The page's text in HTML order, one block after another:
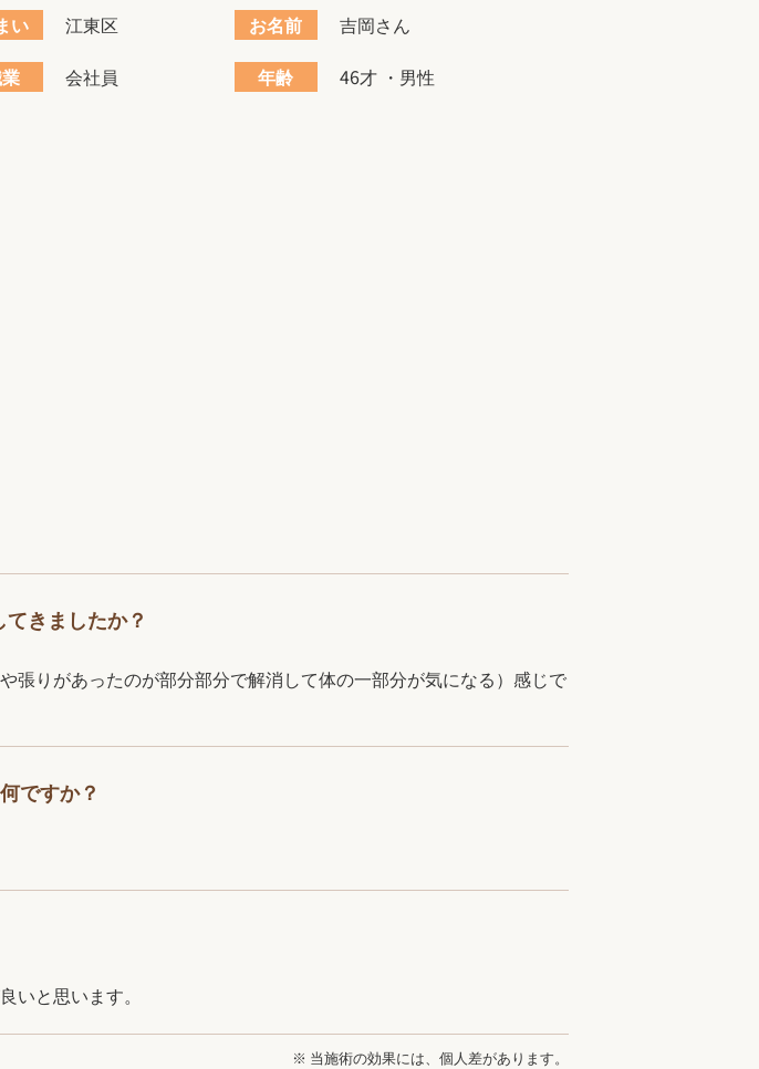
い 江東区 お名前
吉岡さん
会社員 年齢 46才 ・男性
きましたか？
張りがあったのが部分部分で解消して体の一部分が気になる）感じで
ですか？
いと思います。
※ 当施術の効果には、個人差があります。